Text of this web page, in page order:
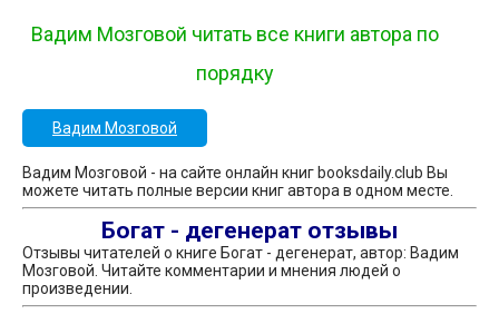
Вадим Мозговой читать все книги автора по
порядку
Вадим Мозговой
Вадим Мозговой - на сайте онлайн книг booksdaily.club Вы
можете читать полные версии книг автора в одном месте.
Богат - дегенерат отзывы
Отзывы читателей о книге Богат - дегенерат, автор: Вадим
Мозговой. Читайте комментарии и мнения людей о
произведении.